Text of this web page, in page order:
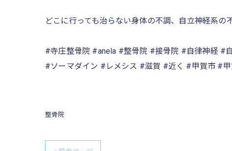
どこに行っても治らない身体の不調、自立神経系
#寺庄整骨院 #anela #整骨院 #接骨院 #自律神経 #
#ソーマダイン #レメシス #滋賀 #近く #甲賀市 #
整骨院